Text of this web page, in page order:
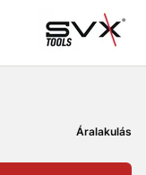
Áralakulás